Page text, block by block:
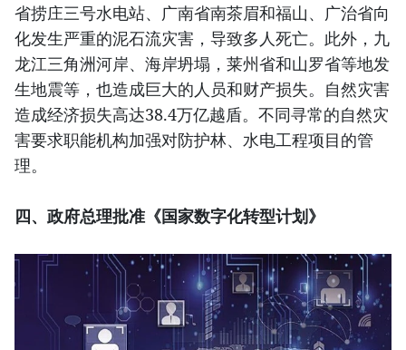
省捞庄三号水电站、广南省南茶眉和福山、广治省向
化发生严重的泥石流灾害，导致多人死亡。此外，九
龙江三角洲河岸、海岸坍塌，莱州省和山罗省等地发
生地震等，也造成巨大的人员和财产损失。自然灾害
造成经济损失高达38.4万亿越盾。不同寻常的自然灾
害要求职能机构加强对防护林、水电工程项目的管
理。
四、政府总理批准《国家数字化转型计划》